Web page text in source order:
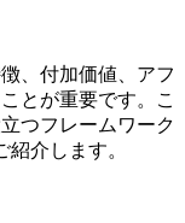
、付加価値、アフ
とが重要です。こ
つフレームワーク
紹介します。